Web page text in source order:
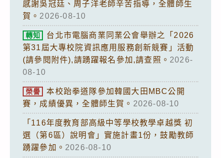
感謝吳冠廷、周子洋老師辛苦指導，全體師生
賀。 2026-08-10
轉知
台北市電腦商業同業公會舉辦之「2026
第31屆大專校院資訊應用服務創新競賽」活動
(請參閱附件),請踴躍報名參加,請查照。 2026-
08-10
榮譽
本校跆拳道隊參加韓國大田MBC公開
賽，成績優異，全體師生賀。 2026-08-10
「116年度教育部高級中等學校教學卓越獎 初
選（第6區）說明會」實施計畫1份，鼓勵教師
踴躍參加。 2026-08-10